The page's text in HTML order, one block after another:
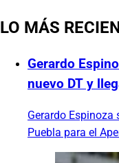
LO MÁS
Gerardo
nuevo DT y
Gerardo Espinoza
Puebla para el